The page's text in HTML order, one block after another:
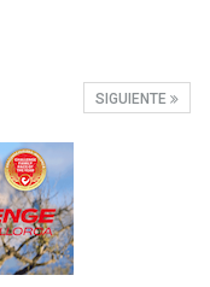
SIGUIENTE